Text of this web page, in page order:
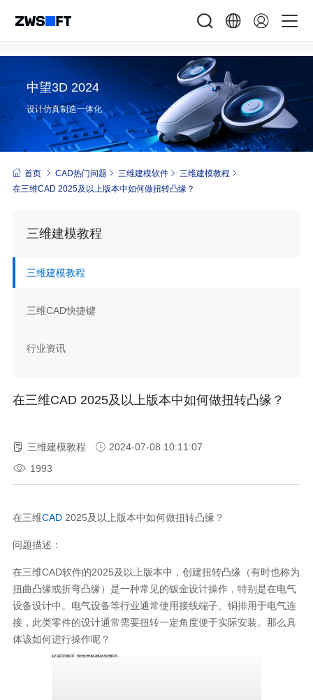
中望3D 2024
设计仿真制造一体化
首页 CAD热门问题 三维建模软件
三维建模教程
在三维CAD 2025及以上版本中如何做扭转凸缘？
三维建模教程
三维建模教程
三维CAD快捷键
行业资讯
在三维CAD 2025及以上版本中如何做扭转凸缘？
三维建模教程
2024-07-08 10:11:07
1993
在三维CAD2025及以上版本中如何做扭转凸缘？
问题描述：
在三维CAD软件的2025及以上版本中，创建扭转凸缘（有时也称为
扭曲凸缘或折弯凸缘）是一种常见的钣金设计操作，特别是在电气
设备设计中。电气设备等行业通常使用接线端子、铜排用于电气连
接，此类零件的设计通常需要扭转一定角度便于实际安装。那么具
体该如何进行操作呢？